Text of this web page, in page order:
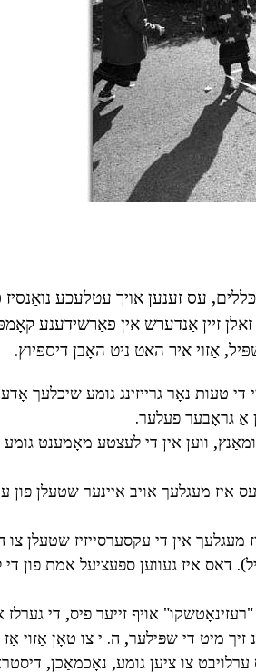
עס זענען אויך עטלעכע נואַנסיז
זיין אַנדערש אין פאַרשידענע
אַזוי איר האט ניט האָבן דיספּיוץ.
די טעות נאָר גרייזינג גומע שיכלעך
אַ גראָבער פעלער.
ווען אין די לעצטע מאָמענט
איז מעגלעך אויב איינער שטעלן פון
אין די עקסערסייזיז שטעלן צו
דאס איז געווען ספּעציעל אמת פון
"רעזינאָטשקו" אויף זייער פֿיס, די גערלז
מיט די שפּילער, ה. י צו טאָן אַזוי
צו ציען גומע, נאָכמאַכן,